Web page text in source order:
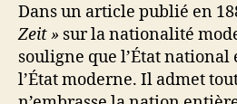
Dans un article publié en
Zeit » sur la nationalité
souligne que l’État national
l’État moderne. Il admet